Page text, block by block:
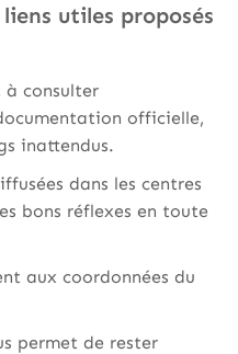
utiles proposés
consulter
officielle,
inattendus.
dans les centres
bons réflexes en toute
aux coordonnées du
permet de rester